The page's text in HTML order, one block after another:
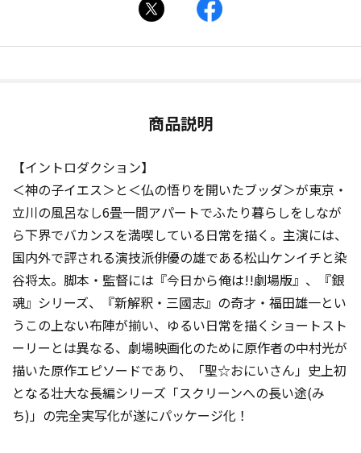
商品説明
【イントロダクション】
＜神の子イエス＞と＜仏の悟りを開いたブッダ＞が東京・
立川の風呂なし6畳一間アパートでふたり暮らしをしなが
ら下界でバカンスを満喫している日常を描く――。主演には、
国内外で評される演技派俳優の雄である松山ケンイチと染
谷将太。脚本・監督には『今日から俺は!!劇場版』、『銀
魂』シリーズ、『新解釈・三國志』の奇才・福田雄一とい
うこの上ない布陣が揃い、ゆるい日常を描くショートスト
ーリーとは異なる、劇場映画化のために原作者の中村光が
描いた原作エピソードであり、「聖☆おにいさん」史上初
となる壮大な長編シリーズ「スクリーンへの長い途(み
ち)」の完全実写化が遂にパッケージ化！